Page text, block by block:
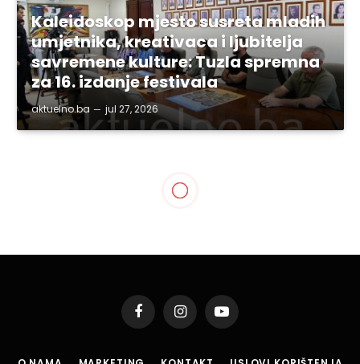
Kaleidoskop mjesto susreta mladih
umjetnika, kreativaca i ljubitelja
savremene kulture: Tuzla spremna
za 16. izdanje festivala
aktuelno.ba jul 27, 2026
Farmaceutski lobiji u
panici, premijer Gutić
istrajan, pogledajte zašto!